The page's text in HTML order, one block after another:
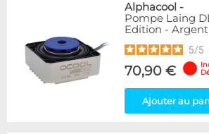
Alphacool -
Pompe Laing
Edition - Argent
5/5
70,90 €
Ajouter au